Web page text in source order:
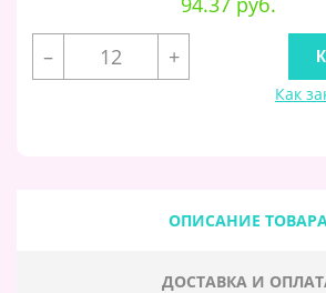
–
+
Как
ОПИСАНИЕ
ДОСТАВКА И